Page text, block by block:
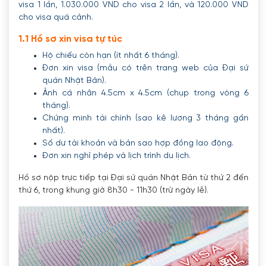
visa 1 lần, 1.030.000 VND cho visa 2 lần, và 120.000 VND
cho visa quá cảnh.
1.1 Hồ sơ xin visa tự túc
Hộ chiếu còn hạn (ít nhất 6 tháng).
Đơn xin visa (mẫu có trên trang web của Đại sứ
quán Nhật Bản).
Ảnh cá nhân 4.5cm x 4.5cm (chụp trong vòng 6
tháng).
Chứng minh tài chính (sao kê lương 3 tháng gần
nhất).
Số dư tài khoản và bản sao hợp đồng lao động.
Đơn xin nghỉ phép và lịch trình du lịch.
Hồ sơ nộp trực tiếp tại Đại sứ quán Nhật Bản từ thứ 2 đến
thứ 6, trong khung giờ 8h30 - 11h30 (trừ ngày lễ).